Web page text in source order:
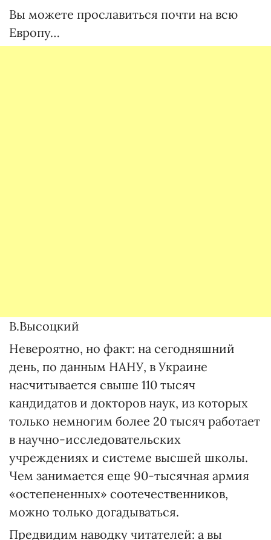
Вы можете прославиться почти на всю
Европу…
В.Высоцкий
Невероятно, но факт: на сегодняшний
день, по данным НАНУ, в Украине
насчитывается свыше 110 тысяч
кандидатов и докторов наук, из которых
только немногим более 20 тысяч работает
в научно-исследовательских
учреждениях и системе высшей школы.
Чем занимается еще 90-тысячная армия
«остепененных» соотечественников,
можно только догадываться.
Предвидим наводку читателей: а вы